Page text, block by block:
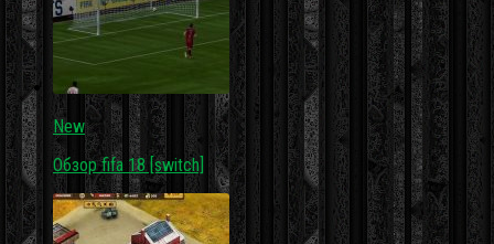
New
Обзор fifa 18 [switch]